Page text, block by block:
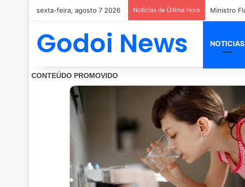
sexta-feira, agosto 7 2026 Notícias de Última Hora
Godoi News NOTICIAS